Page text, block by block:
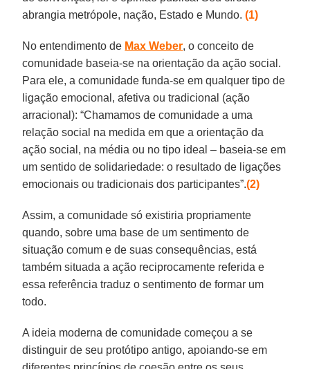
abrangia metrópole, nação, Estado e Mundo.(1)
No entendimento de Max Weber, o conceito de
comunidade baseia-se na orientação da ação social.
Para ele, a comunidade funda-se em qualquer tipo de
ligação emocional, afetiva ou tradicional (ação
arracional): “Chamamos de comunidade a uma
relação social na medida em que a orientação da
ação social, na média ou no tipo ideal – baseia-se em
um sentido de solidariedade: o resultado de ligações
emocionais ou tradicionais dos participantes”.(2)
Assim, a comunidade só existiria propriamente
quando, sobre uma base de um sentimento de
situação comum e de suas consequências, está
também situada a ação reciprocamente referida e
essa referência traduz o sentimento de formar um
todo.
A ideia moderna de comunidade começou a se
distinguir de seu protótipo antigo, apoiando-se em